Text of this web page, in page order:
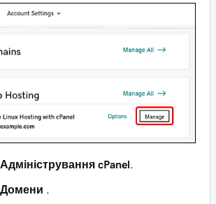
Адміністрування cPanel
Домени